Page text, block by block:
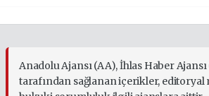
Anadolu Ajansı (AA), İhlas Haber
tarafından sağlanan içerikler, editoryal